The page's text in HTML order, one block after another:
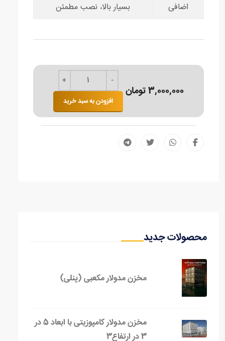
اضافی
بسیار بالا، نصب مطمئن
3,000,000 تومان
افزودن به سبد خرید
محصولات جدید
مخزن مدولار مکعبی (پنلی)
مخزن مدولار کامپوزیتی با ابعاد 5 در
3 در ارتفاع3